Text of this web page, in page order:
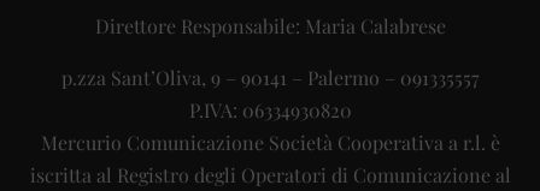
Direttore Responsabile: Maria Calabrese
p.zza Sant’Oliva, 9 – 90141 – Palermo – 091335557
P.IVA: 06334930820
Mercurio Comunicazione Società Cooperativa a r.l. è
iscritta al Registro degli Operatori di Comunicazione al